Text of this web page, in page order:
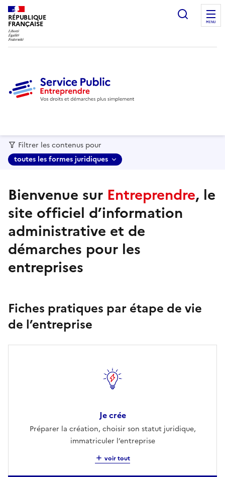
RÉPUBLIQUE
FRANÇAISE MENU
Filtrer les contenus pour
toutes les formes juridiques
Bienvenue sur Entreprendre, le
site officiel d’information
administrative et de
démarches pour les
entreprises
Fiches pratiques par étape de vie
de l’entreprise
Je crée
Préparer la création, choisir son statut juridique,
immatriculer l’entreprise
voir tout